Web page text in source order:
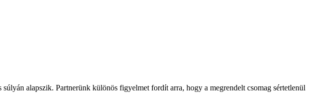
alapszik. Partnerünk különös figyelmet fordít arra, hogy a megrendelt csomag sértetlenül